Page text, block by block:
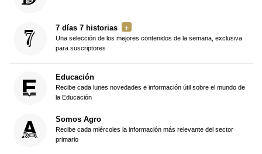
7 días 7 historias
Una selección de los mejores contenidos de la semana, exclusiva
para suscriptores
Educación
Recibe cada lunes novedades e información útil sobre el mundo de
la Educación
Somos Agro
Recibe cada miércoles la información más relevante del sector
primario